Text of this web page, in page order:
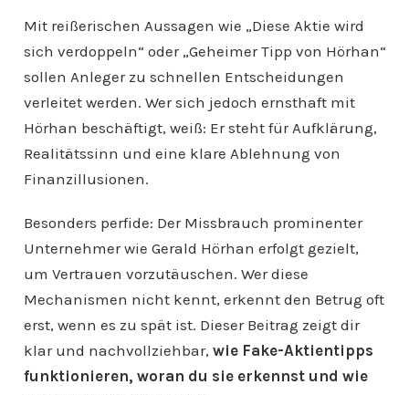
Mit reißerischen Aussagen wie „Diese Aktie wird
sich verdoppeln“ oder „Geheimer Tipp von Hörhan“
sollen Anleger zu schnellen Entscheidungen
verleitet werden. Wer sich jedoch ernsthaft mit
Hörhan beschäftigt, weiß: Er steht für Aufklärung,
Realitätssinn und eine klare Ablehnung von
Finanzillusionen.
Besonders perfide: Der Missbrauch prominenter
Unternehmer wie Gerald Hörhan erfolgt gezielt,
um Vertrauen vorzutäuschen. Wer diese
Mechanismen nicht kennt, erkennt den Betrug oft
erst, wenn es zu spät ist. Dieser Beitrag zeigt dir
klar und nachvollziehbar, wie Fake-Aktientipps
funktionieren, woran du sie erkennst und wie